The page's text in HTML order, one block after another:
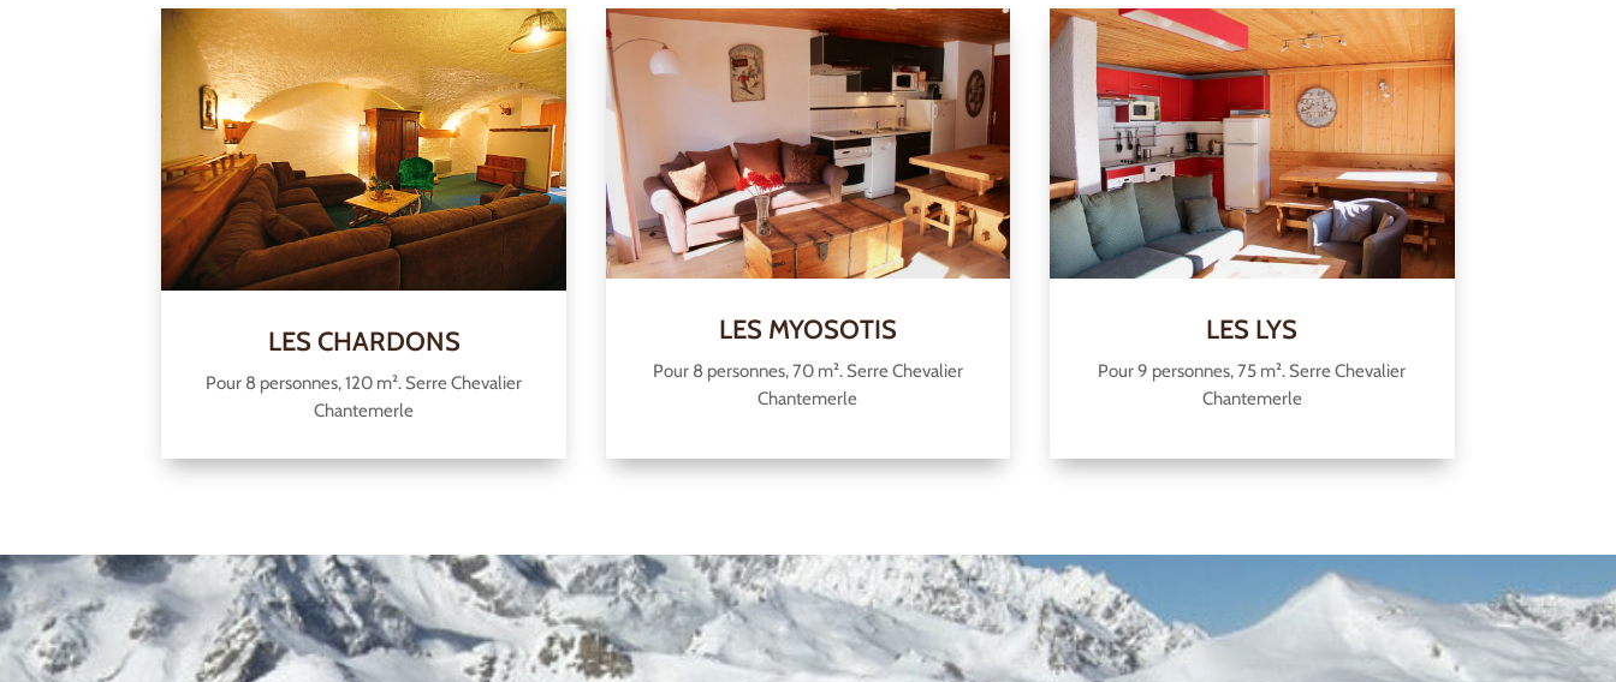
LES CHARDONS
Pour 8 personnes, 120 m². Serre Chevalier
Chantemerle
LES MYOSOTIS
Pour 8 personnes, 70 m². Serre Chevalier
Chantemerle
LES LYS
Pour 9 personnes, 75 m². Serre Chevalier
Chantemerle